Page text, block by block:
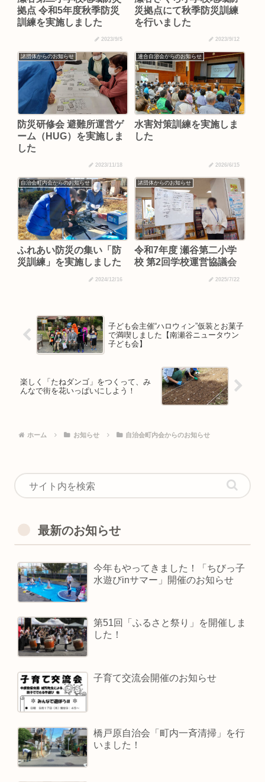
拠点 令和5年度秋季防災
訓練を実施しました
2023/9/5
災拠点にて秋季防災訓練
を行いました
2023/9/12
諸団体からのお知らせ
防災研修会 避難所運営ゲ
ーム（HUG）を実施しま
した
2023/11/18
連合自治会からのお知らせ
水害対策訓練を実施しま
した
2026/6/15
自治会町内会からのお知らせ
ふれあい防災の集い「防
災訓練」を実施しました
2024/12/16
諸団体からのお知らせ
令和7年度 瀬谷第二小学
校 第2回学校運営協議会
2025/7/22
子ども会主催“ハロウィン”仮装とお菓子
で満喫しました【南瀬谷ニュータウン
子ども会】
楽しく「たねダンゴ」をつくって、み
んなで街を花いっぱいにしよう！
ホーム お知らせ 自治会町内会からのお知らせ
最新のお知らせ
今年もやってきました！「ちびっ子
水遊びinサマー」開催のお知らせ
第51回「ふるさと祭り」を開催しま
した！
子育て交流会開催のお知らせ
橋戸原自治会「町内一斉清掃」を行
いました！